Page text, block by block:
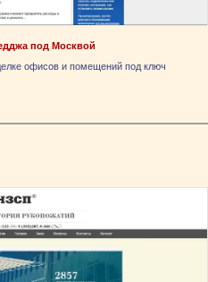
под Москвой
офисов и помещений под ключ